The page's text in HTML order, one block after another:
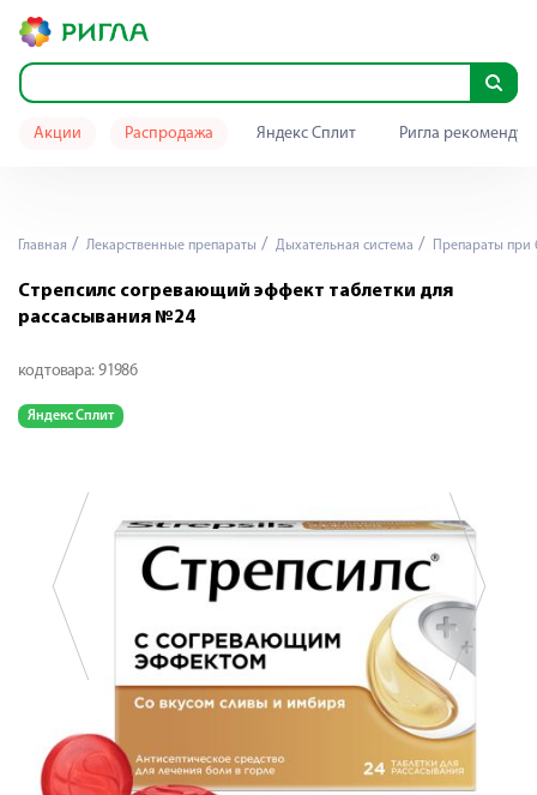
Акции Распродажа Яндекс Сплит Ригла
Главная Лекарственные препараты Дыхательная система Препараты при
Стрепсилс согревающий эффект таблетки для
рассасывания №24
код товара: 91986
Яндекс Сплит